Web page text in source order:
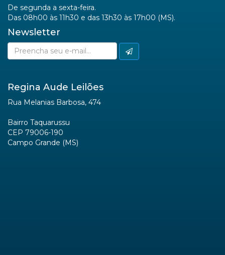
De segunda a sexta-feira.
Das 08h00 às 11h30 e das 13h30 às 17h00 (MS).
Newsletter
Regina Aude Leilões
Rua Melanias Barbosa, 474
Bairro Taquarussu
CEP 79006-190
Campo Grande (MS)